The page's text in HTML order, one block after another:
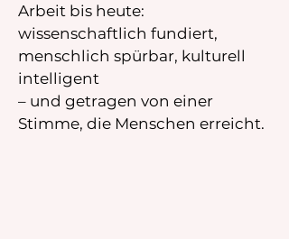
Arbeit bis heute:
wissenschaftlich fundiert,
menschlich spürbar, kulturell
intelligent
– und getragen von einer
Stimme, die Menschen erreicht.